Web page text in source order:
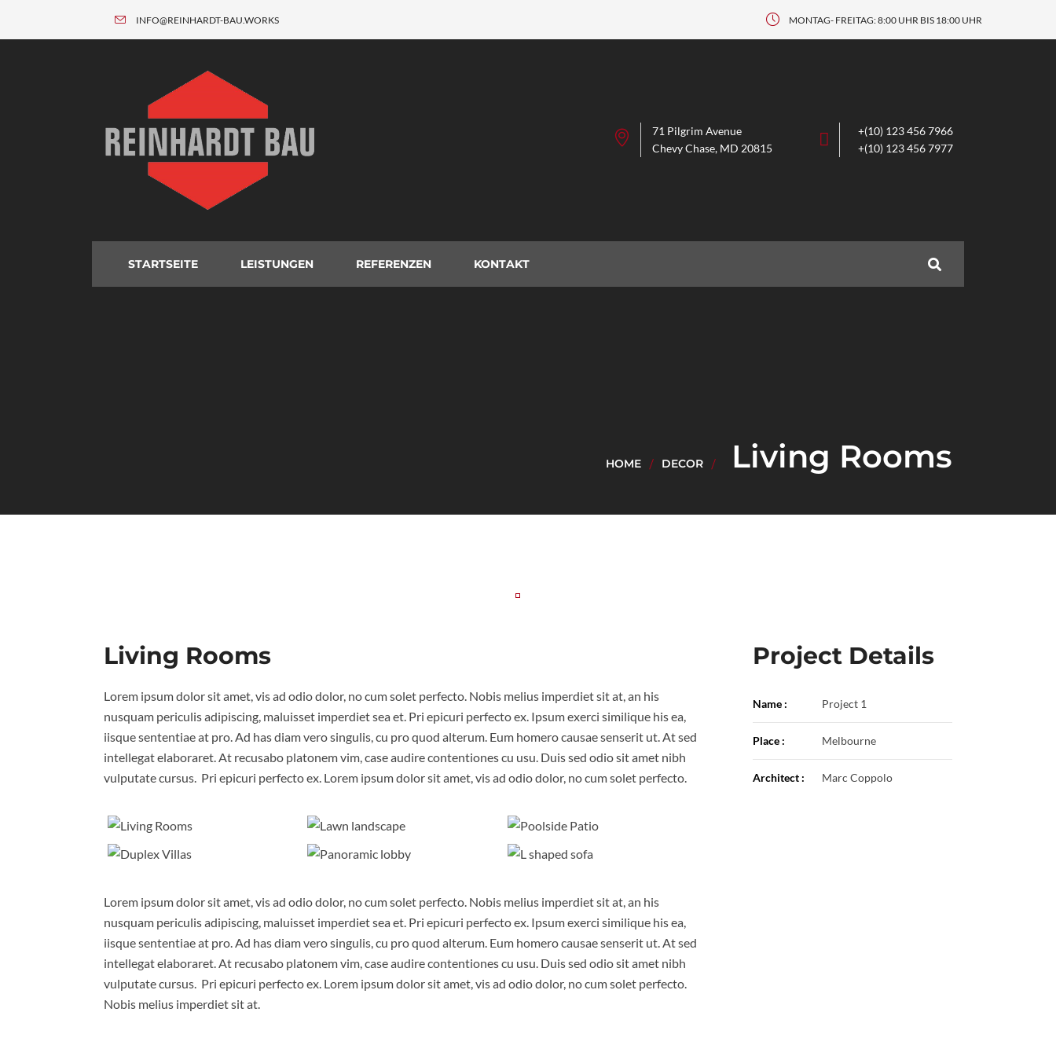
INFO@REINHARDT-BAU.WORKS MONTAG- FREITAG: 8:00 UHR BIS 18:00 UHR
71 Pilgrim Avenue
Chevy Chase, MD 20815
+(10) 123 456 7966
+(10) 123 456 7977
STARTSEITE LEISTUNGEN REFERENZEN KONTAKT
HOME DECOR Living Rooms
Living Rooms
Lorem ipsum dolor sit amet, vis ad odio dolor, no cum solet perfecto. Nobis melius imperdiet sit at, an his
nusquam periculis adipiscing, maluisset imperdiet sea et. Pri epicuri perfecto ex. Ipsum exerci similique his ea,
iisque sententiae at pro. Ad has diam vero singulis, cu pro quod alterum. Eum homero causae senserit ut. At sed
intellegat elaboraret. At recusabo platonem vim, case audire contentiones cu usu. Duis sed odio sit amet nibh
vulputate cursus. Pri epicuri perfecto ex. Lorem ipsum dolor sit amet, vis ad odio dolor, no cum solet perfecto.
Lorem ipsum dolor sit amet, vis ad odio dolor, no cum solet perfecto. Nobis melius imperdiet sit at, an his
nusquam periculis adipiscing, maluisset imperdiet sea et. Pri epicuri perfecto ex. Ipsum exerci similique his ea,
iisque sententiae at pro. Ad has diam vero singulis, cu pro quod alterum. Eum homero causae senserit ut. At sed
intellegat elaboraret. At recusabo platonem vim, case audire contentiones cu usu. Duis sed odio sit amet nibh
vulputate cursus. Pri epicuri perfecto ex. Lorem ipsum dolor sit amet, vis ad odio dolor, no cum solet perfecto.
Nobis melius imperdiet sit at.
Project Details
Name : Project 1
Place : Melbourne
Architect : Marc Coppolo